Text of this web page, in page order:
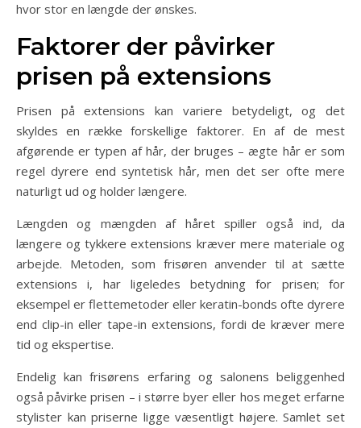
hvor stor en længde der ønskes.
Faktorer der påvirker
prisen på extensions
Prisen på extensions kan variere betydeligt, og det
skyldes en række forskellige faktorer. En af de mest
afgørende er typen af hår, der bruges – ægte hår er som
regel dyrere end syntetisk hår, men det ser ofte mere
naturligt ud og holder længere.
Længden og mængden af håret spiller også ind, da
længere og tykkere extensions kræver mere materiale og
arbejde. Metoden, som frisøren anvender til at sætte
extensions i, har ligeledes betydning for prisen; for
eksempel er flettemetoder eller keratin-bonds ofte dyrere
end clip-in eller tape-in extensions, fordi de kræver mere
tid og ekspertise.
Endelig kan frisørens erfaring og salonens beliggenhed
også påvirke prisen – i større byer eller hos meget erfarne
stylister kan priserne ligge væsentligt højere. Samlet set